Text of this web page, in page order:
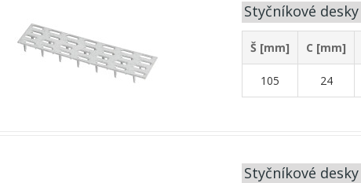
Styčníkové desky
Š [mm] C [mm]
105 24
Styčníkové desky